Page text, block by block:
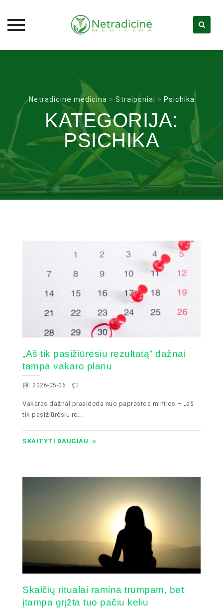
Netradicinė medicina > Straipsniai > Psichika
KATEGORIJA:
PSICHIKA
„Aš tik pasižiūrėsiu rezultatą“ dažnai
tampa vakaro planu
2026-05-06
Vakaras dažnai prasideda nuo paprastos minties – „aš
tik pasižiūrėsiu re...
SKAITYTI DAUGIAU
Skaičių ritualai ramina trumpam, bet
įtampa grįžta tuo pačiu keliu